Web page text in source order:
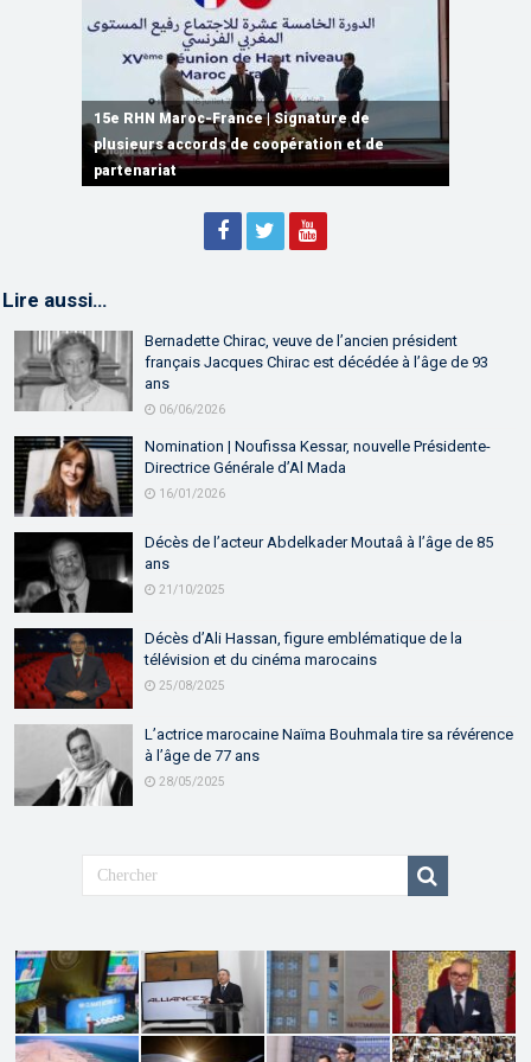
15e RHN Maroc-France | Signature de
plusieurs accords de coopération et de
partenariat
15e RHN Maroc-France | Discours de
Sébastien Lecornu premier ministre français
15e Réunion de Haut Niveau Maroc-France |
Discours de M. Aziz Akhannouch
Lire aussi…
Bernadette Chirac, veuve de l’ancien président
français Jacques Chirac est décédée à l’âge de 93
ans
06/06/2026
Nomination | Noufissa Kessar, nouvelle Présidente-
Directrice Générale d’Al Mada
16/01/2026
Décès de l’acteur Abdelkader Moutaâ à l’âge de 85
ans
21/10/2025
Décès d’Ali Hassan, figure emblématique de la
télévision et du cinéma marocains
25/08/2025
L’actrice marocaine Naïma Bouhmala tire sa révérence
à l’âge de 77 ans
28/05/2025